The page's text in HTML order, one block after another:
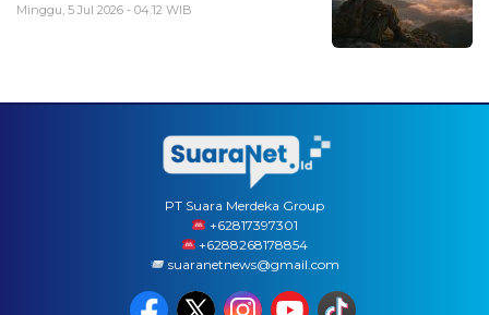
Minggu, 5 Jul 2026 - 04:12 WIB
PT Suara Merdeka Group
‪+62817397301
+6288268178854
suaranetnews@gmail.com